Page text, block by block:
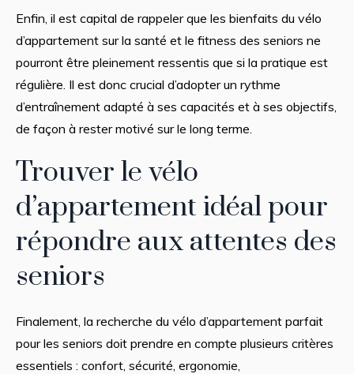
Enfin, il est capital de rappeler que les bienfaits du vélo
d’appartement sur la santé et le fitness des seniors ne
pourront être pleinement ressentis que si la pratique est
régulière. Il est donc crucial d’adopter un rythme
d’entraînement adapté à ses capacités et à ses objectifs,
de façon à rester motivé sur le long terme.
Trouver le vélo
d’appartement idéal pour
répondre aux attentes des
seniors
Finalement, la recherche du vélo d’appartement parfait
pour les seniors doit prendre en compte plusieurs critères
essentiels : confort, sécurité, ergonomie,